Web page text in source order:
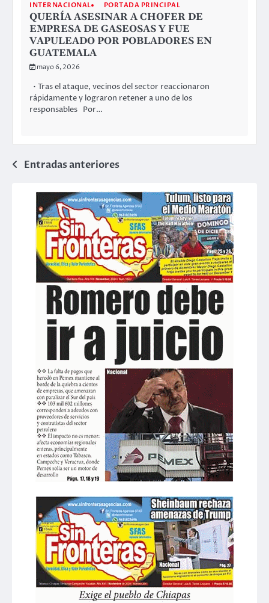
INTERNACIONAL PORTADA PRINCIPAL
QUERÍA ASESINAR A CHOFER DE
EMPRESA DE GASEOSAS Y FUE
VAPULEADO POR POBLADORES EN
GUATEMALA
mayo 6, 2026
• Tras el ataque, vecinos del sector reaccionaron
rápidamente y lograron retener a uno de los
responsables Por…
Navegación
entradas
Entradas anteriores